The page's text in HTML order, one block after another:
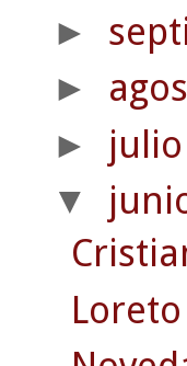
►
►
► julio
▼